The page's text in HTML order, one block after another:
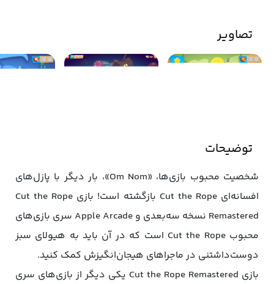
تصاویر
توضیحات
شخصیت محبوب بازی‌ها، «Om Nom»، بار دیگر با پازل‌های
افسانه‌ای Cut the Rope بازگشته است! بازی Cut the Rope
Remastered نسخه سه‌بعدی و Apple Arcade سری بازی‌های
محبوب Cut the Rope است که در آن باید به هیولای سبز
دوست‌داشتنی در ماجراهای هیجان‌انگیزش کمک کنید.
بازی Cut the Rope Remastered یکی دیگر از بازی‌های سری